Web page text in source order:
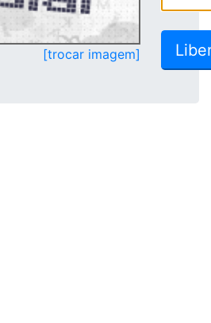
[trocar imagem]